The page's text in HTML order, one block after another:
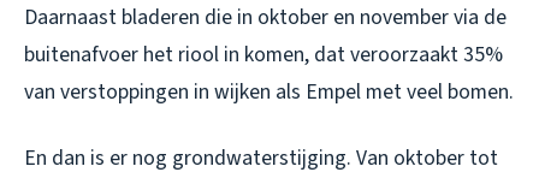
Daarnaast bladeren die in oktober en november via de
buitenafvoer het riool in komen, dat veroorzaakt 35%
van verstoppingen in wijken als Empel met veel bomen.
En dan is er nog grondwaterstijging. Van oktober tot